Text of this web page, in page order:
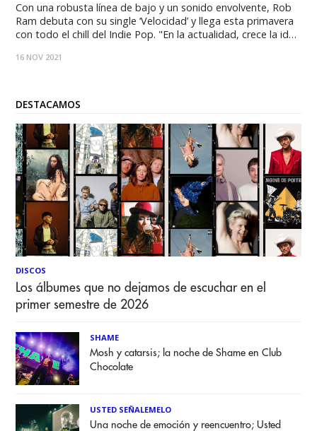
Con una robusta línea de bajo y un sonido envolvente, Rob
Ram debuta con su single ‘Velocidad’ y llega esta primavera
con todo el chill del Indie Pop. "En la actualidad, crece la idea
tiempos en que la
16 NOV 2021
DESTACAMOS
DISCOS
Los álbumes que no dejamos de escuchar en el
primer semestre de 2026
SHAME
Mosh y catarsis; la noche de Shame en Club
Chocolate
USTED SEÑALEMELO
Una noche de emoción y reencuentro; Usted